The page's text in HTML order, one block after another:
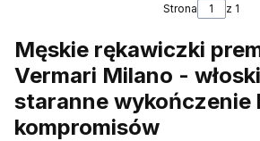
Strona z 1
Męskie rękawiczki
Vermari Milano -
staranne wykończenie
kompromisów